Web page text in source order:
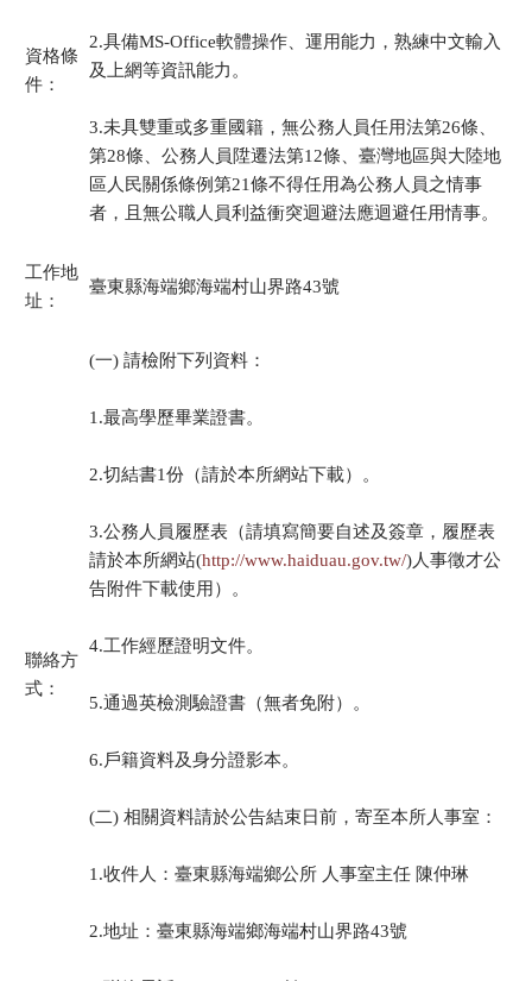
資格條
件：
2.具備MS-Office軟體操作、運用能力，熟練中文輸入
及上網等資訊能力。
3.未具雙重或多重國籍，無公務人員任用法第26條、
第28條、公務人員陞遷法第12條、臺灣地區與大陸地
區人民關係條例第21條不得任用為公務人員之情事
者，且無公職人員利益衝突迴避法應迴避任用情事。
工作地
址：
臺東縣海端鄉海端村山界路43號
聯絡方
式：
(一) 請檢附下列資料：
1.最高學歷畢業證書。
2.切結書1份（請於本所網站下載）。
3.公務人員履歷表（請填寫簡要自述及簽章，履歷表
請於本所網站(http://www.haiduau.gov.tw/)人事徵才公
告附件下載使用）。
4.工作經歷證明文件。
5.通過英檢測驗證書（無者免附）。
6.戶籍資料及身分證影本。
(二) 相關資料請於公告結束日前，寄至本所人事室：
1.收件人：臺東縣海端鄉公所 人事室主任 陳仲琳
2.地址：臺東縣海端鄉海端村山界路43號